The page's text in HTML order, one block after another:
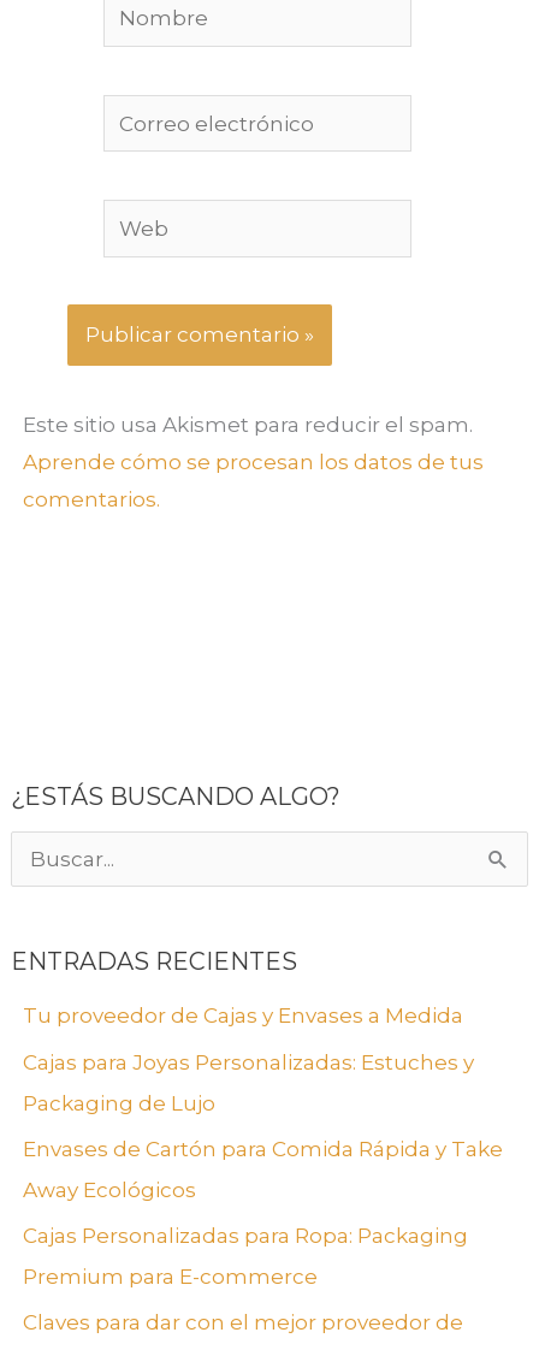
¿ESTÁS BUSCANDO ALGO?
s
p
ENTRADAS RECIENTES
Tu proveedor de Cajas y Envases a Medida
Cajas para Joyas Personalizadas: Estuches y
Packaging de Lujo
Envases de Cartón para Comida Rápida y Take
Away Ecológicos
Cajas Personalizadas para Ropa: Packaging
Premium para E-commerce
Claves para dar con el mejor proveedor de
Nombre
Correo
electrónico
Web
Este sitio usa Akismet para reducir el spam.
Aprende cómo se procesan los datos de tus
comentarios.